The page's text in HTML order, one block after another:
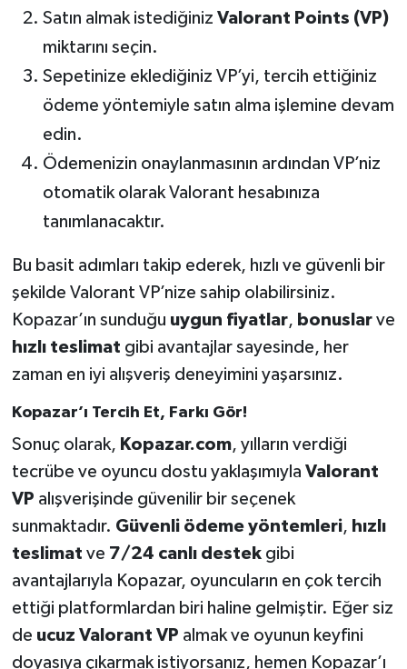
Satın almak istediğiniz Valorant Points (VP)
miktarını seçin.
Sepetinize eklediğiniz VP’yi, tercih ettiğiniz
ödeme yöntemiyle satın alma işlemine devam
edin.
Ödemenizin onaylanmasının ardından VP’niz
otomatik olarak Valorant hesabınıza
tanımlanacaktır.
Bu basit adımları takip ederek, hızlı ve güvenli bir
şekilde Valorant VP’nize sahip olabilirsiniz.
Kopazar’ın sunduğu uygun fiyatlar, bonuslarve
hızlı teslimat gibi avantajlar sayesinde, her
zaman en iyi alışveriş deneyimini yaşarsınız.
Kopazar’ı Tercih Et, Farkı Gör!
Sonuç olarak, Kopazar.com, yılların verdiği
tecrübe ve oyuncu dostu yaklaşımıyla Valorant
VP alışverişinde güvenilir bir seçenek
sunmaktadır. Güvenli ödeme yöntemleri, hızlı
teslimat ve 7/24 canlı destekgibi
avantajlarıyla Kopazar, oyuncuların en çok tercih
ettiği platformlardan biri haline gelmiştir. Eğer siz
de ucuz Valorant VP almak ve oyunun keyfini
doyasıya çıkarmak istiyorsanız, hemen Kopazar’ı